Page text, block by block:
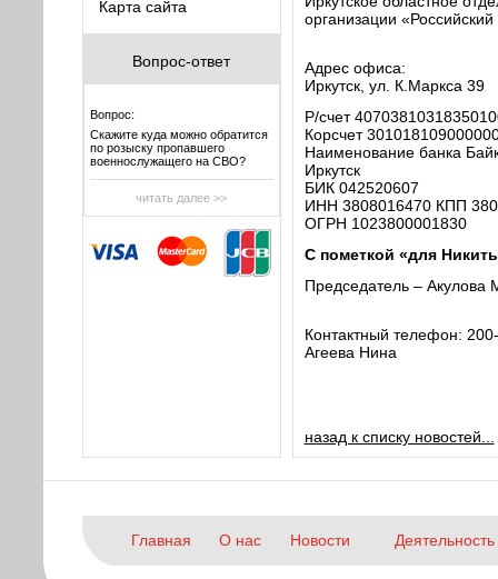
Карта сайта
Вопрос-ответ
Вопрос:
Скажите куда можно обратится
по розыску пропавшего
военнослужащего на СВО?
читать далее >>
организации
Адрес офиса:
Иркутск, ул. К.Маркса 39
Р/счет
Корсчет
Наименование банка
Иркутск
БИК 042520607
ИНН 3808016470 КПП
ОГРН 1023800001830
С пометкой «для
Председатель – Акулова
Контактный телефон:
Агеева Нина
назад к списку новостей...
Главная О нас Новости Деятельность